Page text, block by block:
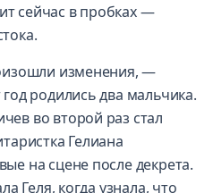
сейчас в пробках —
изменения, —
родились два мальчика.
во второй раз стал
Гелиана
на сцене после декрета.
Геля, когда узнала, что